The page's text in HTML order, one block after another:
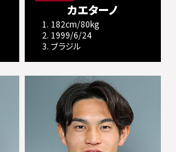
カエターノ
1. 182cm/80kg
2. 1999/6/24
3. ブラジル